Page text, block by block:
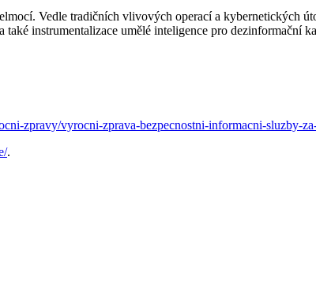
Vedle tradičních vlivových operací a kybernetických
instrumentalizace umělé inteligence pro dezinformační
zpravy/vyrocni-zprava-bezpecnostni-informacni-sluzby-
.